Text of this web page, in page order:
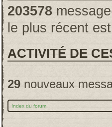
203578
le plus récent est
ACTIVITÉ DE
29 nouveaux
Index du forum